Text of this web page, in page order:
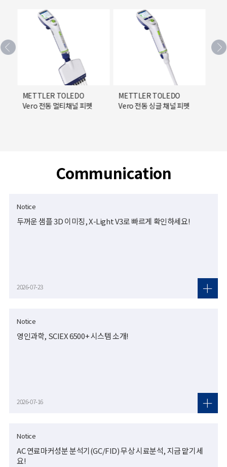
METTLER TOLEDO
Vero 전동 멀티채널 피펫
METTLER TOLEDO
Vero 전동 싱글 채널 피펫
Communication
Notice
두꺼운 샘플 3D 이미징, X-Light V3로 빠르게 확인하세요!
2026-07-23
Notice
영인과학, SCIEX 6500+ 시스템 소개!
2026-07-16
Notice
AC 연료마커성분 분석기(GC/FID) 무상 시료분석, 지금 맡기세
요!